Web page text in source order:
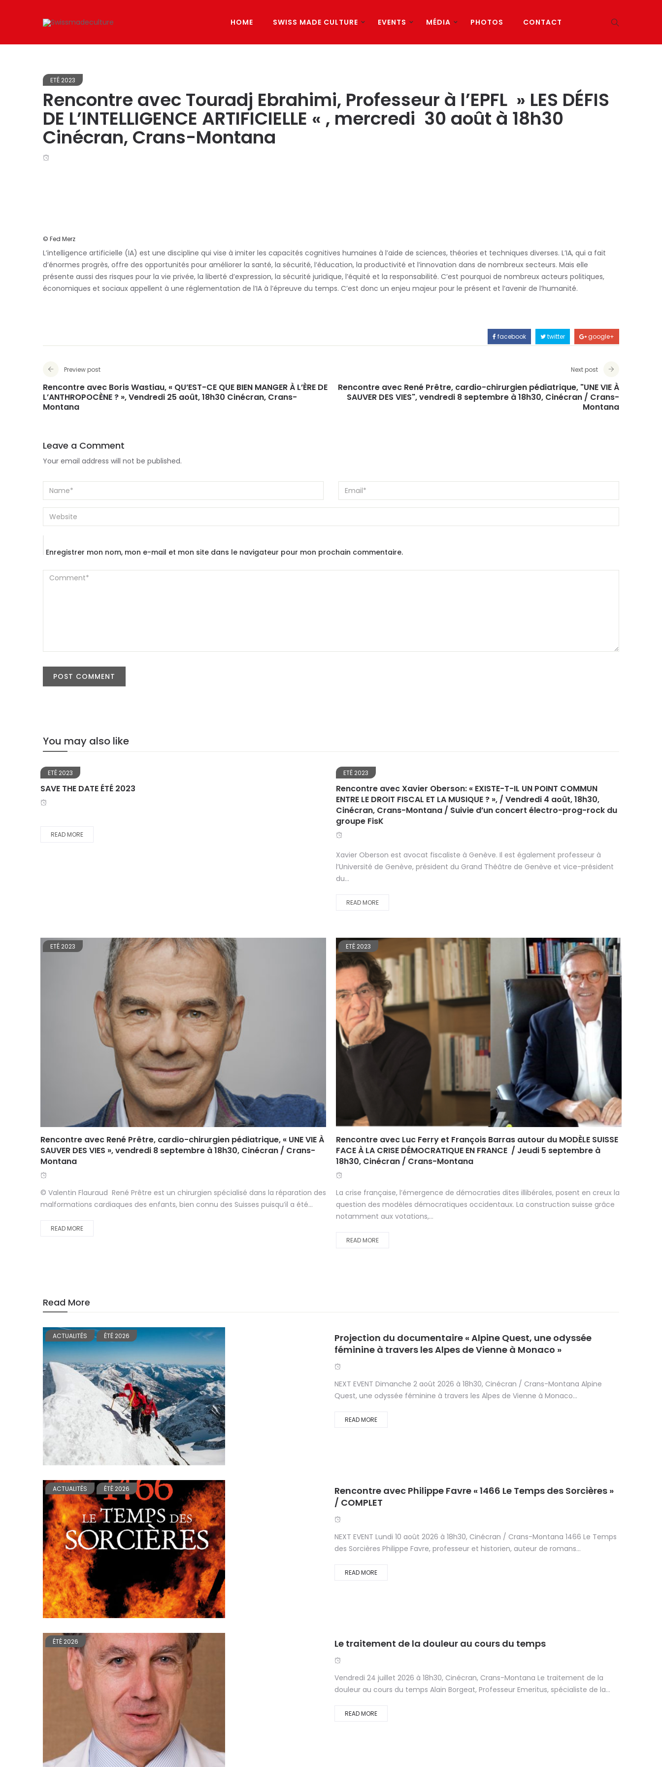
HOME SWISS MADE CULTURE EVENTS MÉDIA PHOTOS CONTACT
ETÉ 2023
Rencontre avec Touradj Ebrahimi, Professeur à l’EPFL » LES DÉFIS
DE L’INTELLIGENCE ARTIFICIELLE « , mercredi 30 août à 18h30
Cinécran, Crans-Montana
© Fed Merz
L’intelligence artificielle (IA) est une discipline qui vise à imiter les capacités cognitives humaines à l’aide de sciences, théories et techniques diverses. L’IA, qui a fait
d’énormes progrès, offre des opportunités pour améliorer la santé, la sécurité, l’éducation, la productivité et l’innovation dans de nombreux secteurs. Mais elle
présente aussi des risques pour la vie privée, la liberté d’expression, la sécurité juridique, l’équité et la responsabilité. C’est pourquoi de nombreux acteurs politiques,
économiques et sociaux appellent à une réglementation de l’IA à l’épreuve du temps. C’est donc un enjeu majeur pour le présent et l’avenir de l’humanité.
facebook twitter google+
Preview post
Rencontre avec Boris Wastiau, « QU’EST-CE QUE BIEN MANGER À L’ÈRE DE
L’ANTHROPOCÈNE ? », Vendredi 25 août, 18h30 Cinécran, Crans-
Montana
Next post
Rencontre avec René Prêtre, cardio-chirurgien pédiatrique, "UNE VIE À
SAUVER DES VIES", vendredi 8 septembre à 18h30, Cinécran / Crans-
Montana
Leave a Comment
Your email address will not be published.
Enregistrer mon nom, mon e-mail et mon site dans le navigateur pour mon prochain commentaire.
You may also like
ETÉ 2023
SAVE THE DATE ÉTÉ 2023
READ MORE
ETÉ 2023
Rencontre avec Xavier Oberson: « EXISTE-T-IL UN POINT COMMUN
ENTRE LE DROIT FISCAL ET LA MUSIQUE ? », / Vendredi 4 août, 18h30,
Cinécran, Crans-Montana / Suivie d’un concert électro-prog-rock du
groupe FisK
Xavier Oberson est avocat fiscaliste à Genève. Il est également professeur à
l’Université de Genève, président du Grand Théâtre de Genève et vice-président
du...
READ MORE
ETÉ 2023
Rencontre avec René Prêtre, cardio-chirurgien pédiatrique, « UNE VIE À
SAUVER DES VIES », vendredi 8 septembre à 18h30, Cinécran / Crans-
Montana
© Valentin Flauraud René Prêtre est un chirurgien spécialisé dans la réparation des
malformations cardiaques des enfants, bien connu des Suisses puisqu’il a été...
READ MORE
ETÉ 2023
Rencontre avec Luc Ferry et François Barras autour du MODÈLE SUISSE
FACE À LA CRISE DÉMOCRATIQUE EN FRANCE / Jeudi 5 septembre à
18h30, Cinécran / Crans-Montana
La crise française, l’émergence de démocraties dites illibérales, posent en creux la
question des modèles démocratiques occidentaux. La construction suisse grâce
notamment aux votations,...
READ MORE
Read More
ACTUALITÉS ÉTÉ 2026
Projection du documentaire « Alpine Quest, une odyssée
féminine à travers les Alpes de Vienne à Monaco »
NEXT EVENT Dimanche 2 août 2026 à 18h30, Cinécran / Crans-Montana Alpine
Quest, une odyssée féminine à travers les Alpes de Vienne à Monaco...
READ MORE
ACTUALITÉS ÉTÉ 2026
Rencontre avec Philippe Favre « 1466 Le Temps des Sorcières »
/ COMPLET
NEXT EVENT Lundi 10 août 2026 à 18h30, Cinécran / Crans-Montana 1466 Le Temps
des Sorcières Philippe Favre, professeur et historien, auteur de romans...
READ MORE
ÉTÉ 2026 Le traitement de la douleur au cours du temps
Vendredi 24 juillet 2026 à 18h30, Cinécran, Crans-Montana Le traitement de la
douleur au cours du temps Alain Borgeat, Professeur Emeritus, spécialiste de la...
READ MORE